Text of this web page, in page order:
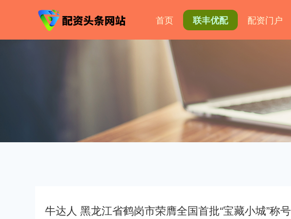
首页 联丰优配 配资门户
牛达人 黑龙江省鹤岗市荣膺全国首批“宝藏小城”称号